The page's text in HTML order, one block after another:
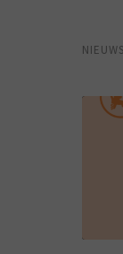
NIEUWS